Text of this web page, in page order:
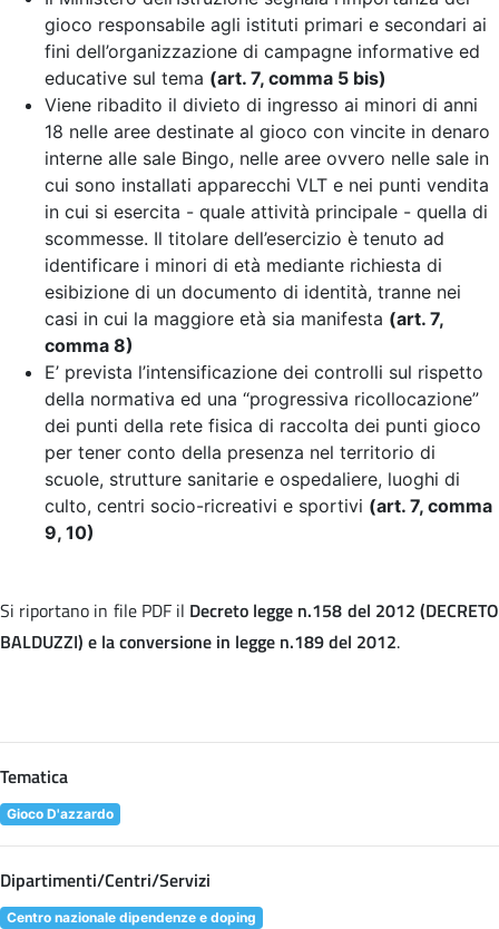
gioco responsabile agli istituti primari e secondari ai
fini dell’organizzazione di campagne informative ed
educative sul tema (art. 7, comma 5 bis)
Viene ribadito il divieto di ingresso ai minori di anni
18 nelle aree destinate al gioco con vincite in denaro
interne alle sale Bingo, nelle aree ovvero nelle sale in
cui sono installati apparecchi VLT e nei punti vendita
in cui si esercita - quale attività principale - quella di
scommesse. Il titolare dell’esercizio è tenuto ad
identificare i minori di età mediante richiesta di
esibizione di un documento di identità, tranne nei
casi in cui la maggiore età sia manifesta (art. 7,
comma 8)
E’ prevista l’intensificazione dei controlli sul rispetto
della normativa ed una “progressiva ricollocazione”
dei punti della rete fisica di raccolta dei punti gioco
per tener conto della presenza nel territorio di
scuole, strutture sanitarie e ospedaliere, luoghi di
culto, centri socio-ricreativi e sportivi (art. 7, comma
9, 10)
Si riportano in file PDF il Decreto legge n.158 del 2012 (DECRETO
BALDUZZI) e la conversione in legge n.189 del 2012.
Tematica
Gioco D'azzardo
Dipartimenti/Centri/Servizi
Centro nazionale dipendenze e doping